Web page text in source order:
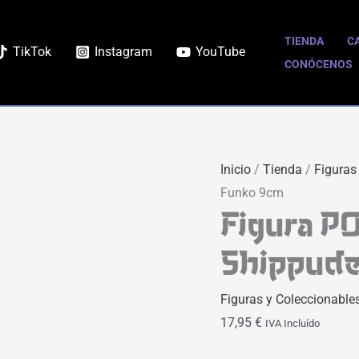
TikTok Instagram YouTube
TIENDA
CONÓCENOS
Inicio /Tienda /
Funko 9cm
Figura
Figuras y
17,95€ IVA Incluído
Sai
Naruto
Funko
9cm
cantidad